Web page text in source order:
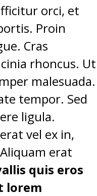
orci, et
Proin
Cras
rhoncus. Ut
malesuada.
tempor. Sed
ligula.
vel ex in,
erat
quis eros
lorem